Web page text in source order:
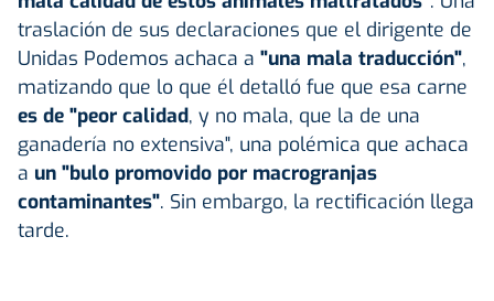
traslación de sus declaraciones que el dirigente de
Unidas Podemos achaca a "una mala traducción",
matizando que lo que él detalló fue que esa carne
es de "peor calidad, y no mala, que la de una
ganadería no extensiva", una polémica que achaca
a un "bulo promovido por macrogranjas
contaminantes". Sin embargo, la rectificación llega
tarde.